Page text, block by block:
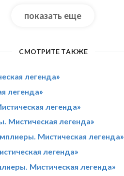
показать еще
СМОТРИТЕ ТАКЖЕ
легенда»
легенда»
легенда»
Мистическая легенда»
Мистическая легенда»
легенда»
Мистическая легенда»